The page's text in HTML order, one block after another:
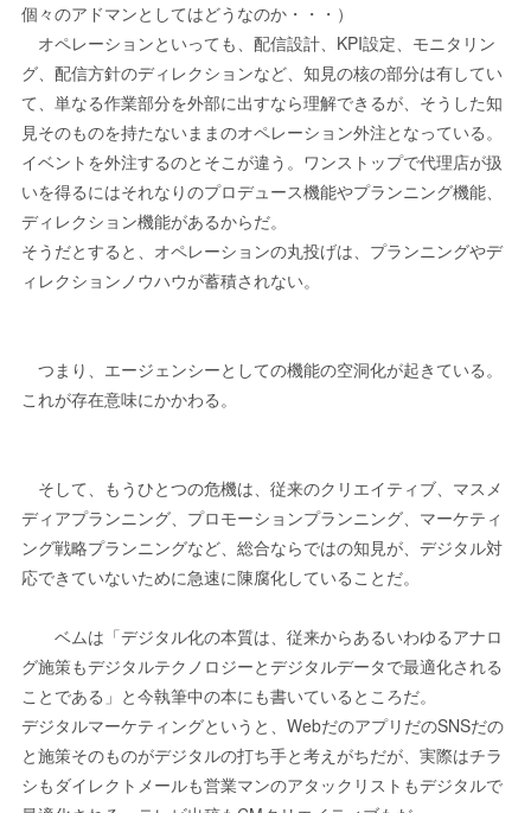
個々のアドマンとしてはどうなのか・・・）
オペレーションといっても、配信設計、KPI設定、モニタリン
グ、配信方針のディレクションなど、知見の核の部分は有してい
て、単なる作業部分を外部に出すなら理解できるが、そうした知
見そのものを持たないままのオペレーション外注となっている。
イベントを外注するのとそこが違う。ワンストップで代理店が扱
いを得るにはそれなりのプロデュース機能やプランニング機能、
ディレクション機能があるからだ。
そうだとすると、オペレーションの丸投げは、プランニングやデ
ィレクションノウハウが蓄積されない。
つまり、エージェンシーとしての機能の空洞化が起きている。
これが存在意味にかかわる。
そして、もうひとつの危機は、従来のクリエイティブ、マスメ
ディアプランニング、プロモーションプランニング、マーケティ
ング戦略プランニングなど、総合ならではの知見が、デジタル対
応できていないために急速に陳腐化していることだ。
ベムは「デジタル化の本質は、従来からあるいわゆるアナロ
グ施策もデジタルテクノロジーとデジタルデータで最適化される
ことである」と今執筆中の本にも書いているところだ。
デジタルマーケティングというと、WebだのアプリだのSNSだの
と施策そのものがデジタルの打ち手と考えがちだが、実際はチラ
シもダイレクトメールも営業マンのアタックリストもデジタルで